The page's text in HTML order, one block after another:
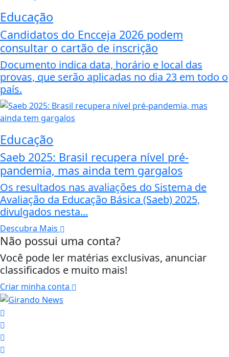
Educação
Candidatos do Encceja 2026 podem
consultar o cartão de inscrição
Documento indica data, horário e local das
provas, que serão aplicadas no dia 23 em todo o
país.
Educação
Saeb 2025: Brasil recupera nível pré-
pandemia, mas ainda tem gargalos
Os resultados nas avaliações do Sistema de
Avaliação da Educação Básica (Saeb) 2025,
divulgados nesta...
Descubra Mais
Não possui uma conta?
Você pode ler matérias exclusivas, anunciar
classificados e muito mais!
Criar minha conta